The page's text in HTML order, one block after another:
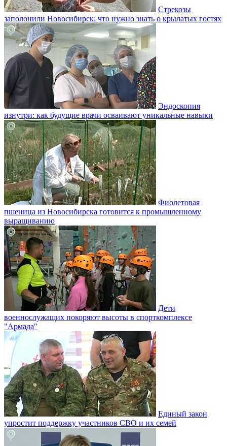
Стрекозы
заполонили Новосибирск: что нужно знать о крылатых гостях
Эндоскопия
изнутри: как будущие врачи осваивают уникальные навыки
Фиолетовая
пшеница из Новосибирска готовится к промышленному
выращиванию
Дети
военнослужащих покоряют высоты в спорткомплексе
"Армада"
Единый закон
упростит поддержку участников СВО и их семей